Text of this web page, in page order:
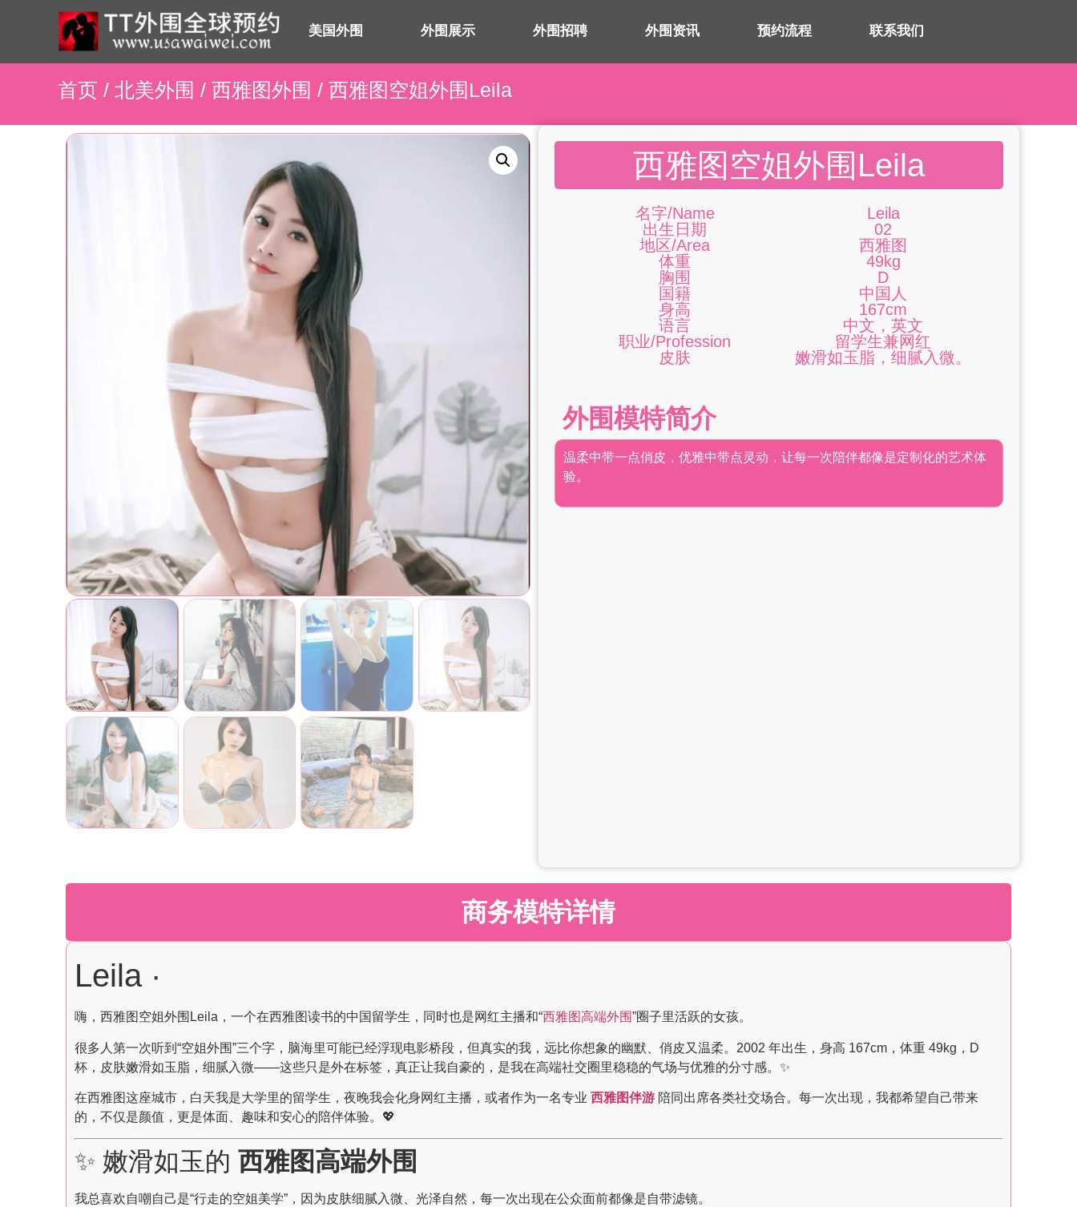
美国外围 外围展示 外围招聘 外围资讯 预约流程 联系我们
首页 / 北美外围 / 西雅图外围 / 西雅图空姐外围Leila
西雅图空姐外围Leila
名字/Name
Leila
出生日期
02
地区/Area
西雅图
体重
49kg
胸围
D
国籍
中国人
身高
167cm
语言
中文，英文
职业/Profession
留学生兼网红
皮肤
嫩滑如玉脂，细腻入微。
外围模特简介
温柔中带一点俏皮，优雅中带点灵动，让每一次陪伴都像是定制化的艺术体
验。
商务模特详情
Leila ·
嗨，西雅图空姐外围Leila，一个在西雅图读书的中国留学生，同时也是网红主播和“西雅图高端外围”圈子里活跃的女孩。
很多人第一次听到“空姐外围”三个字，脑海里可能已经浮现电影桥段，但真实的我，远比你想象的幽默、俏皮又温柔。2002 年出生，身高 167cm，体重 49kg，D
杯，皮肤嫩滑如玉脂，细腻入微——这些只是外在标签，真正让我自豪的，是我在高端社交圈里稳稳的气场与优雅的分寸感。✨
在西雅图这座城市，白天我是大学里的留学生，夜晚我会化身网红主播，或者作为一名专业 西雅图伴游 陪同出席各类社交场合。每一次出现，我都希望自己带来
的，不仅是颜值，更是体面、趣味和安心的陪伴体验。💖
✨ 嫩滑如玉的 西雅图高端外围
我总喜欢自嘲自己是“行走的空姐美学”，因为皮肤细腻入微、光泽自然，每一次出现在公众面前都像是自带滤镜。